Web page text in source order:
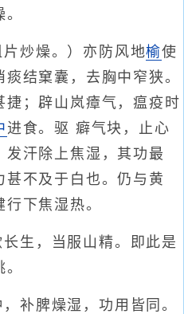
片炒燥。）亦防风地榆使
结窠囊，去胸中窄狭。
捷；辟山岚瘴气，瘟疫时
进食。驱 癖气块，止心
发汗除上焦湿，其功最
不及于白也。仍与黄
行下焦湿热。
生，当服山精。即此是
补脾燥湿，功用皆同。